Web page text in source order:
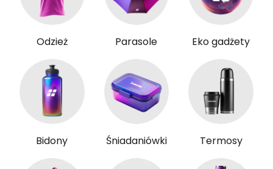
Odzież Parasole Eko gadżety
Bidony Śniadaniówki Termosy